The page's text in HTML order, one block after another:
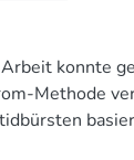
konnte
Methode